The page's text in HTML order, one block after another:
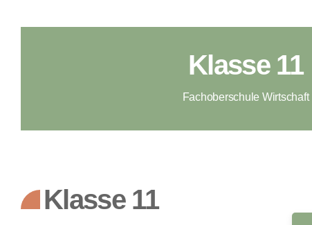
Klasse 11
Fachoberschule Wirtschaft
Klasse 11